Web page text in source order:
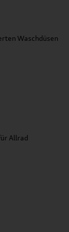
Waschdüsen
Allrad